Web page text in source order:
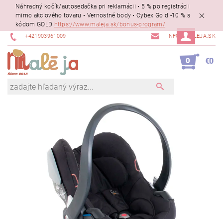
Náhradný kočík/autosedačka pri reklamácii • 5 % po registrácii
mimo akciového tovaru • Vernostné body • Cybex Gold -10 % s
kódom GOLD https://www.maleja.sk/bonus-program/
+421903961009 INFO@MALEJA.SK
0 €0